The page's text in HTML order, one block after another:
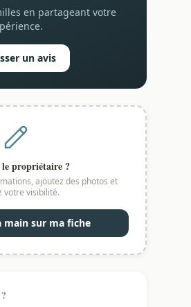
en partageant votre
un avis
le propriétaire ?
ajoutez des photos et
votre visibilité.
main sur ma fiche